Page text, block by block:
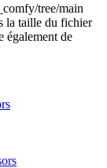
tree/main
la taille du fichier
également de